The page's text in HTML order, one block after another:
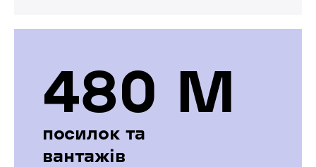
480 М
посилок та
вантажів